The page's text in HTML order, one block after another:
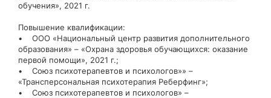
обучения», 2021 г.
Повышение квалификации:
• ООО «Национальный центр развития дополнительного
образования» – «Охрана здоровья обучающихся: оказание
первой помощи», 2021 г.;
• Союз психотерапевтов и психологов»» –
«Трансперсональная психотерапия Реберфинг»;
• Союз психотерапевтов и психологов» –